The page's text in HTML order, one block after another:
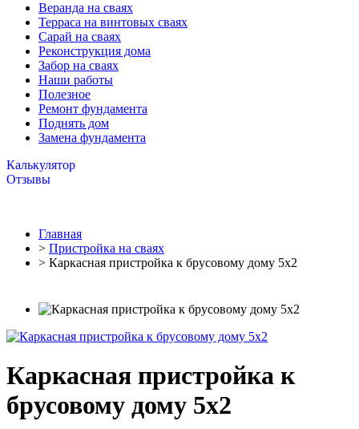
Веранда на сваях
Терраса на винтовых сваях
Cарай на сваях
Реконструкция дома
Забор на сваях
Наши работы
Полезное
Ремонт фундамента
Поднять дом
Замена фундамента
Калькулятор
Отзывы
Главная
> Пристройка на сваях
> Каркасная пристройка к брусовому дому 5х2
Каркасная пристройка к
брусовому дому 5х2